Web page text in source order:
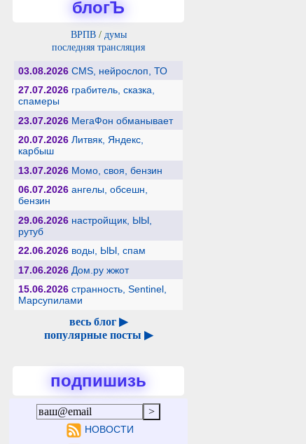
блогЪ
ВРПВ/ думы
последняя трансляция
03.08.2026 CMS, нейрослоп, ТО
27.07.2026 грабитель, сказка,
спамеры
23.07.2026 МегаФон обманывает
20.07.2026 Литвяк, Яндекс,
карбыш
13.07.2026 Момо, своя, бензин
06.07.2026 ангелы, обсешн,
бензин
29.06.2026 настройщик, ЫЫ,
рутуб
22.06.2026 воды, ЫЫ, спам
17.06.2026 Дом.ру жжот
15.06.2026 странность, Sentinel,
Марсупилами
весь блог ▶
популярные посты ▶
подпишизь
НОВОСТИ